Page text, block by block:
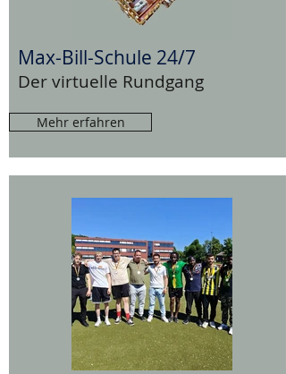
Max-Bill-Schule 24/7
Der virtuelle Rundgang
Mehr erfahren